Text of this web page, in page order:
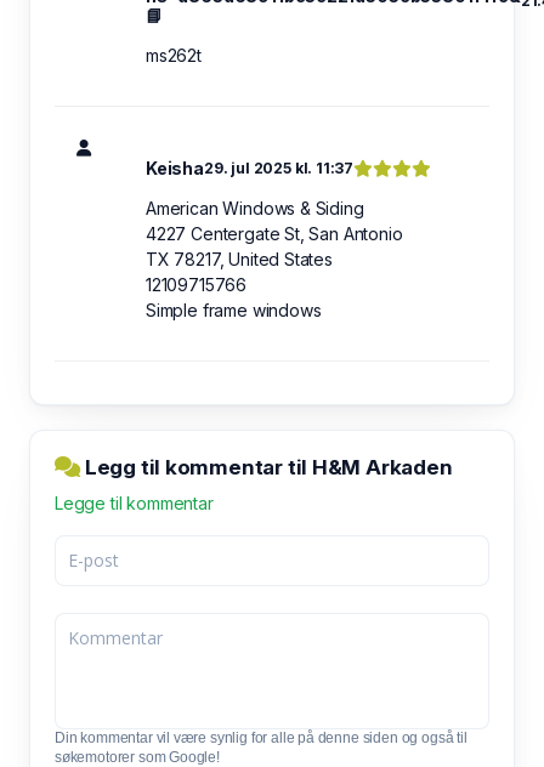
📘
ms262t
Keisha29. jul 2025 kl. 11:37
American Windows & Siding
4227 Centergate Ѕt, San Antonio
TX 78217, United Ѕtates
12109715766
Simple frame windows
Legg til kommentar til H&M Arkaden
Legge til kommentar
Din kommentar vil være synlig for alle på denne siden og også til
søkemotorer som Google!